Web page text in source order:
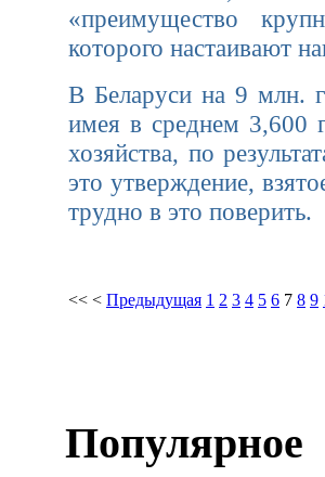
«преимущество
которого настаивают
В Беларуси на 9 млн.
имея в среднем 3,600
хозяйства, по
это утверждение,
трудно в это поверить.
<< < Предыдущая 1 2 3 4 5 6 7 8 9
Популярное